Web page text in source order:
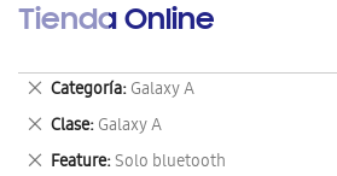
Tienda Online
Categoría Galaxy A
Eliminar
este
artículo
Clase Galaxy A
Eliminar
este
Feature Solo bluetooth
Eliminar